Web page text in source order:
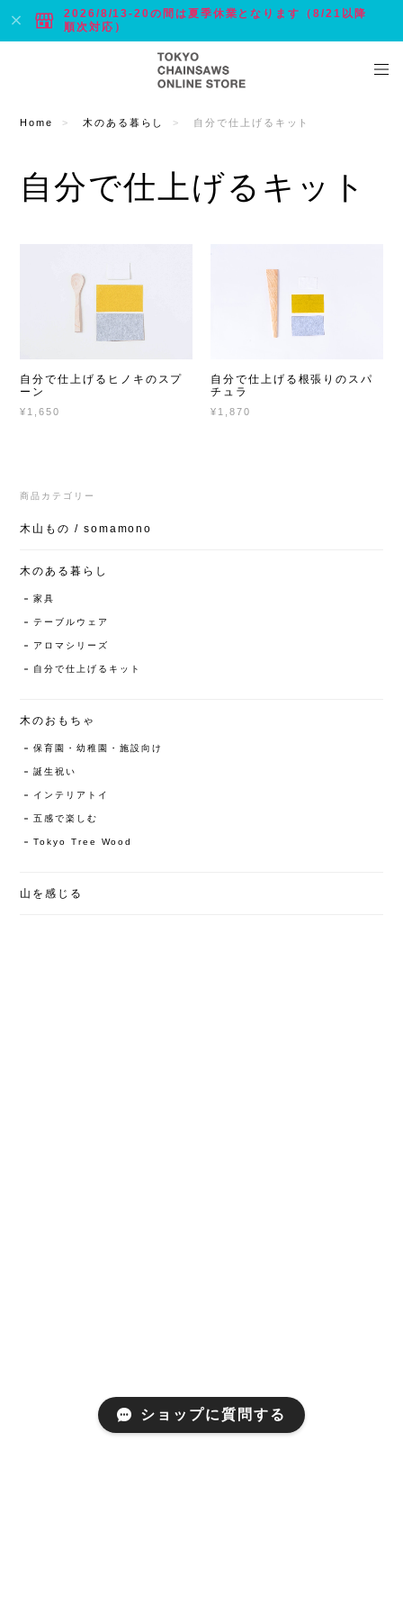
2026/8/13-20の間は夏季休業となります（8/21以降
順次対応）
Home 木のある暮らし 自分で仕上げるキット
自分で仕上げるキット
自分で仕上げるヒノキのスプ
ーン
¥1,650
自分で仕上げる根張りのスパ
チュラ
¥1,870
商品カテゴリー
木山もの / somamono
木のある暮らし
家具
テーブルウェア
アロマシリーズ
自分で仕上げるキット
木のおもちゃ
保育園・幼稚園・施設向け
誕生祝い
インテリアトイ
五感で楽しむ
Tokyo Tree Wood
山を感じる
ショップに質問する